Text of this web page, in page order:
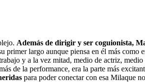
Además de dirigir y ser coguionista,
primer largo aunque piensa en él más como
y a la vez mitad, medio de actriz,
de la performance, era la parte más
para poder conectar con esa Milaque